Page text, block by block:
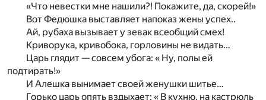
«Что невестки мне нашили?! Покажите, да, скорей!»
Вот Федюшка выставляет напоказ жены успех..
Ай, рубаха вызывает у зевак всеобщий смех!
Криворука, кривобока, горловины не видать…
Царь глядит — совсем убога: « Ну, полы ей
подтирать!»
И Алешка вынимает своей женушки шитье…
Горько царь опять вздыхает: « В кухню, на кастрюль